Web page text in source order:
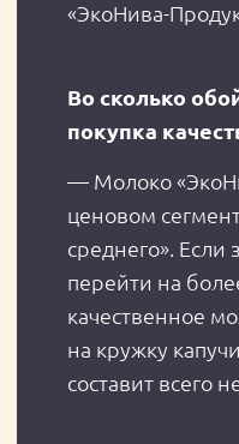
«ЭКОНИВА
ЗАКАЗАТЬ, ОТПРАВИВ
УЗНАТЬ